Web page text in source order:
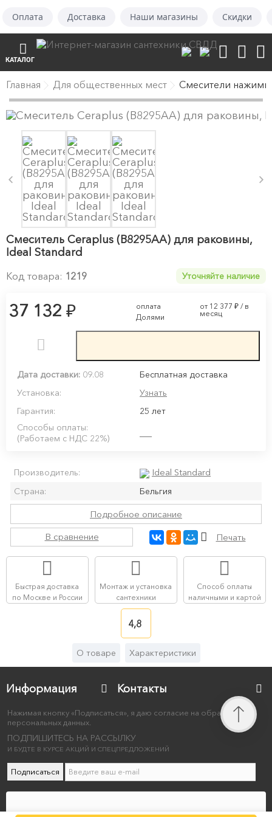
Оплата Доставка Наши магазины Скидки
КАТАЛОГ
Главная Для общественных мест Смесители
Смеситель Ceraplus (B8295AA) для раковины,
Ideal Standard
Код товара: 1219 Уточняйте наличие
37 132 ₽
оплата
Долями
от 12 377 ₽/ в
месяц
Дата доставки: 09.08
Бесплатная доставка
Установка:
Узнать
Гарантия:
25 лет
Способы оплаты:
(Работаем с НДС 22%)
Производитель: Ideal Standard
Страна: Бельгия
Подробное описание
В сравнение
Печать
Быстрая доставка
по Москве и России
Монтаж и установка
сантехники
Способ оплаты
наличными и картой
4,8
О товаре Характеристики
Информация Контакты
Нажимая кнопку «Подписаться», я даю согласие на обработку
персональных данных.
ПОДПИШИТЕСЬ НА РАССЫЛКУ
И БУДТЕ В КУРСЕ АКЦИЙ И СПЕЦПРЕДЛОЖЕНИЙ
Подписаться